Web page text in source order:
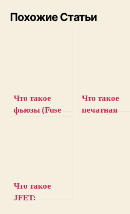
Похожие Статьи
Что такое
фьюзы (Fuse
Что такое
печатная
Что такое
JFET: